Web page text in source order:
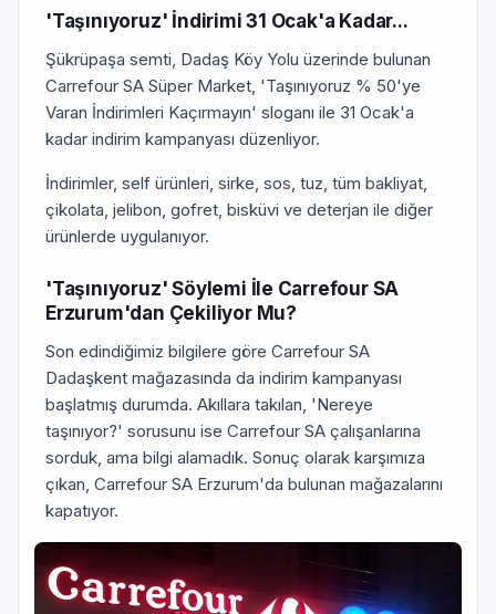
'Taşınıyoruz' İndirimi 31 Ocak'a Kadar...
Şükrüpaşa semti, Dadaş Köy Yolu üzerinde bulunan
Carrefour SA Süper Market, 'Taşınıyoruz % 50'ye
Varan İndirimleri Kaçırmayın' sloganı ile 31 Ocak'a
kadar indirim kampanyası düzenliyor.
İndirimler, self ürünleri, sirke, sos, tuz, tüm bakliyat,
çikolata, jelibon, gofret, bisküvi ve deterjan ile diğer
ürünlerde uygulanıyor.
'Taşınıyoruz' Söylemi İle Carrefour SA
Erzurum'dan Çekiliyor Mu?
Son edindiğimiz bilgilere göre Carrefour SA
Dadaşkent mağazasında da indirim kampanyası
başlatmış durumda. Akıllara takılan, 'Nereye
taşınıyor?' sorusunu ise Carrefour SA çalışanlarına
sorduk, ama bilgi alamadık. Sonuç olarak karşımıza
çıkan, Carrefour SA Erzurum'da bulunan mağazalarını
kapatıyor.